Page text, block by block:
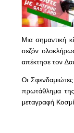
Μια σημαντική
σεζόν
απέκτησε τον
Οι
πρωτάθλημα
μεταγραφή